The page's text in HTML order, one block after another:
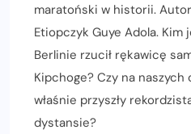
maratoński w historii.
Etiopczyk Guye Adola.
Berlinie rzucił rękawicę
Kipchoge? Czy na naszych
właśnie przyszły
dystansie?